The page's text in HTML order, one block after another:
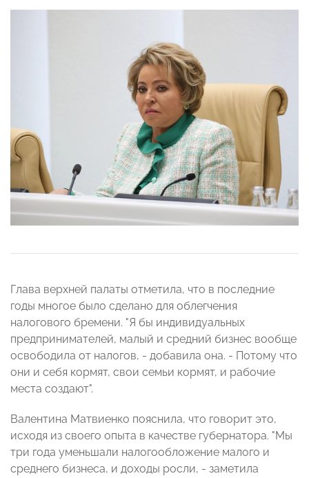
Глава верхней палаты отметила, что в последние
годы многое было сделано для облегчения
налогового бремени. "Я бы индивидуальных
предпринимателей, малый и средний бизнес вообще
освободила от налогов, - добавила она. - Потому что
они и себя кормят, свои семьи кормят, и рабочие
места создают".
Валентина Матвиенко пояснила, что говорит это,
исходя из своего опыта в качестве губернатора. "Мы
три года уменьшали налогообложение малого и
среднего бизнеса, и доходы росли, - заметила